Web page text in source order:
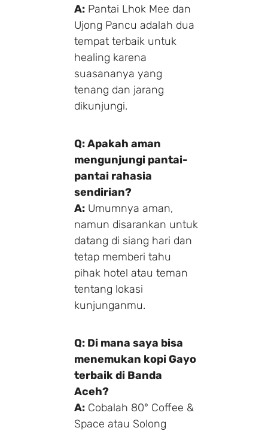
A: Pantai Lhok Mee dan
Ujong Pancu adalah dua
tempat terbaik untuk
healing karena
suasananya yang
tenang dan jarang
dikunjungi.
Q: Apakah aman
mengunjungi pantai-
pantai rahasia
sendirian?
A: Umumnya aman,
namun disarankan untuk
datang di siang hari dan
tetap memberi tahu
pihak hotel atau teman
tentang lokasi
kunjunganmu.
Q: Di mana saya bisa
menemukan kopi Gayo
terbaik di Banda
Aceh?
A: Cobalah 80° Coffee &
Space atau Solong
Search